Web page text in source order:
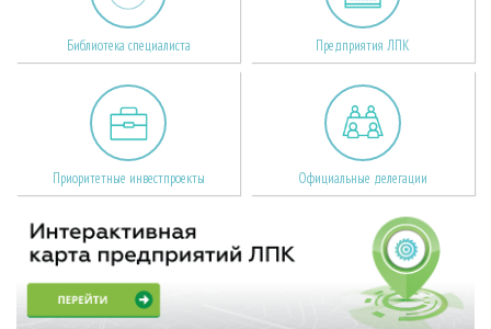
Библиотека специалиста Предприятия ЛПК
Приоритетные инвестпроекты Официальные делегации